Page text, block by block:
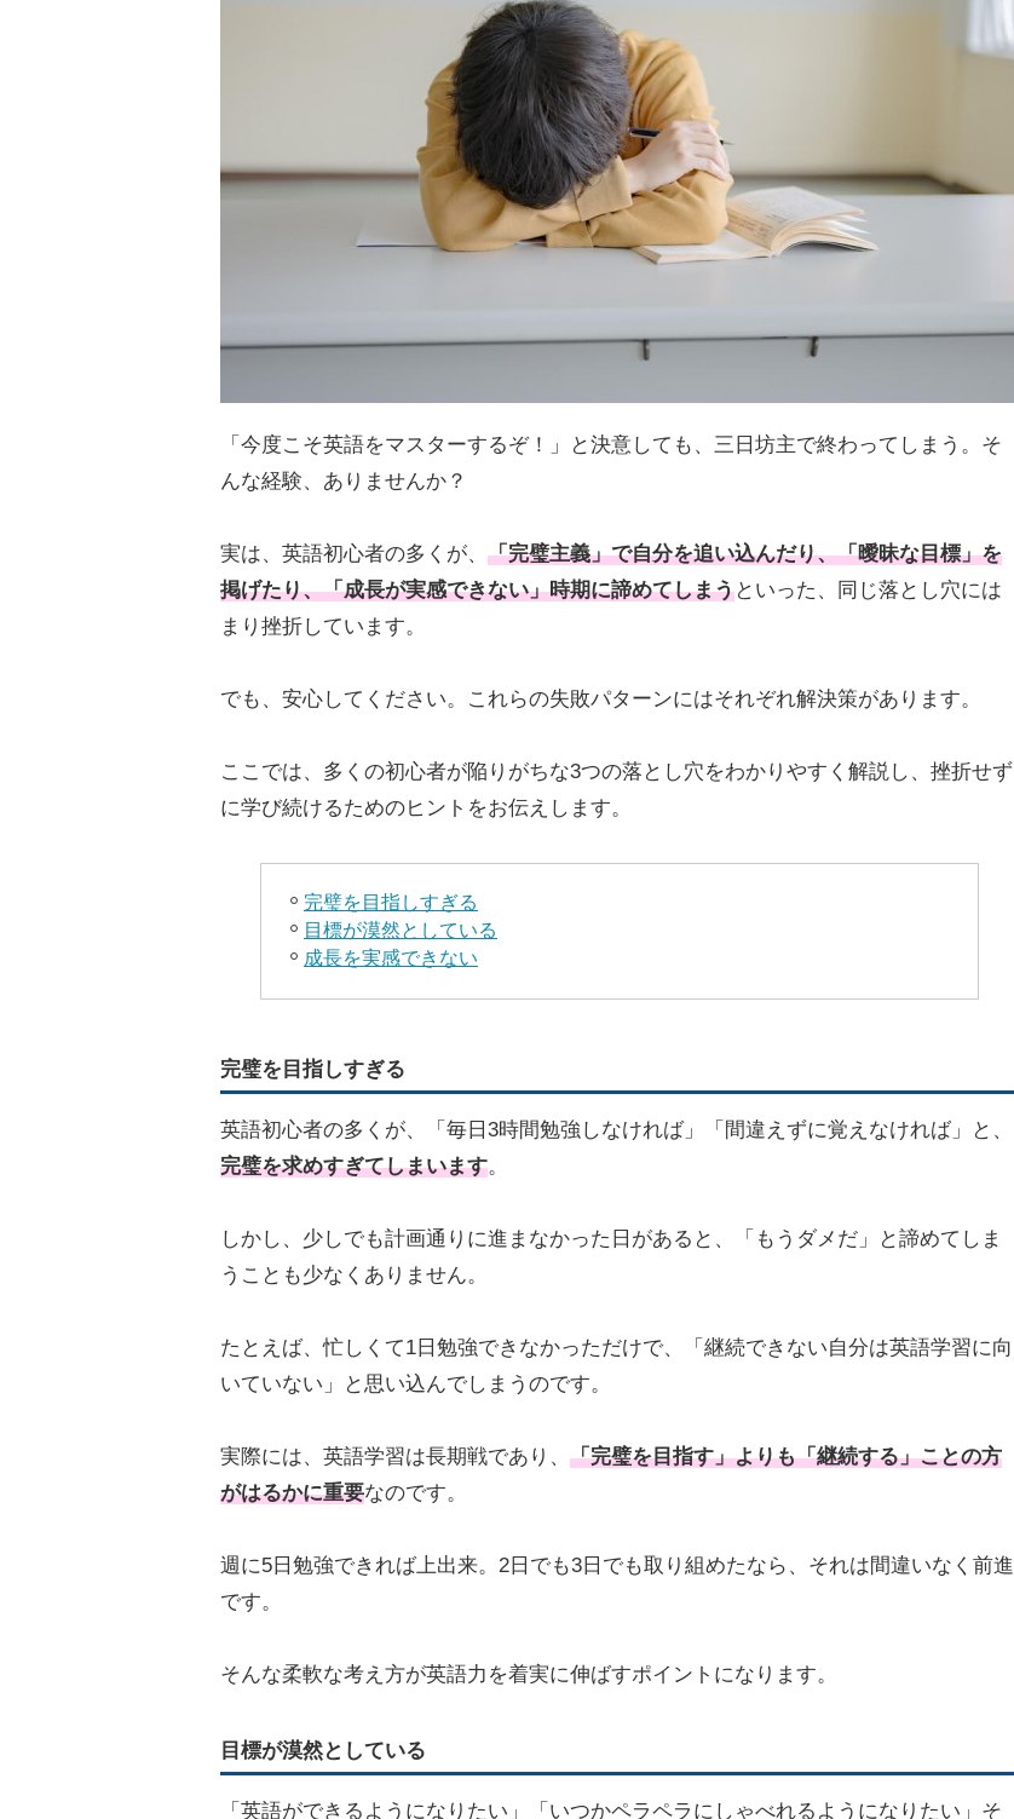
「今度こそ英語をマスターするぞ！」と決意しても、三日坊主で終わってしまう。そ
んな経験、ありませんか？
実は、英語初心者の多くが、 「完璧主義」で自分を追い込んだり、「曖昧な目標」を
掲げたり、「成長が実感できない」時期に諦めてしまうといった、同じ落とし穴には
まり挫折しています。
でも、安心してください。これらの失敗パターンにはそれぞれ解決策があります。
ここでは、多くの初心者が陥りがちな3つの落とし穴をわかりやすく解説し、挫折せず
に学び続けるためのヒントをお伝えします。
完璧を目指しすぎる
目標が漠然としている
成長を実感できない
完璧を目指しすぎる
英語初心者の多くが、「毎日3時間勉強しなければ」「間違えずに覚えなければ」と、
完璧を求めすぎてしまいます。
しかし、少しでも計画通りに進まなかった日があると、「もうダメだ」と諦めてしま
うことも少なくありません。
たとえば、忙しくて1日勉強できなかっただけで、「継続できない自分は英語学習に向
いていない」と思い込んでしまうのです。
実際には、英語学習は長期戦であり、 「完璧を目指す」よりも「継続する」ことの方
がはるかに重要なのです。
週に5日勉強できれば上出来。2日でも3日でも取り組めたなら、それは間違いなく前進
です。
そんな柔軟な考え方が英語力を着実に伸ばすポイントになります。
目標が漠然としている
「英語ができるようになりたい」「いつかペラペラにしゃべれるようになりたい」そ